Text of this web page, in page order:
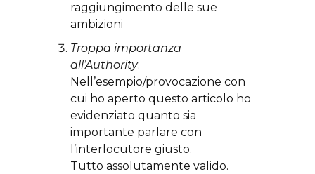
raggiungimento delle sue
ambizioni
Troppa importanza
all’Authority:
Nell’esempio/provocazione con
cui ho aperto questo articolo ho
evidenziato quanto sia
importante parlare con
l’interlocutore giusto.
Tutto assolutamente valido.